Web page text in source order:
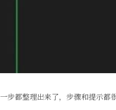
步都整理出来了，步骤和提示都